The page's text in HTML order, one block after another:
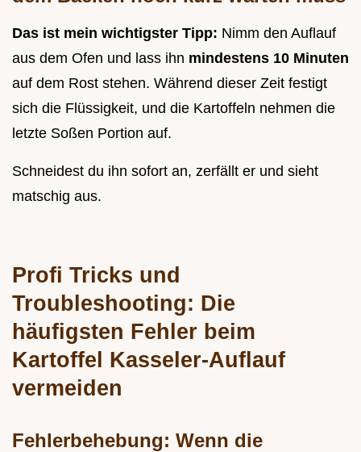
Das ist mein wichtigster Tipp: Nimm den Auflauf
aus dem Ofen und lass ihn mindestens 10 Minuten
auf dem Rost stehen. Während dieser Zeit festigt
sich die Flüssigkeit, und die Kartoffeln nehmen die
letzte Soßen Portion auf.
Schneidest du ihn sofort an, zerfällt er und sieht
matschig aus.
Profi Tricks und
Troubleshooting: Die
häufigsten Fehler beim
Kartoffel Kasseler-Auflauf
vermeiden
Fehlerbehebung: Wenn die